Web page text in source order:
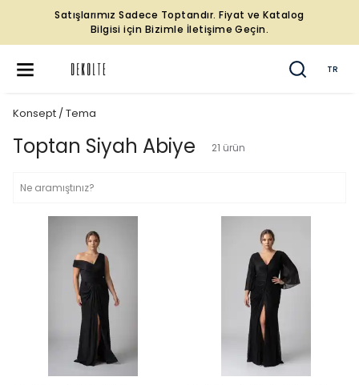
Satışlarımız Sadece Toptandır. Fiyat ve Katalog
Bilgisi için Bizimle İletişime Geçin.
TR
Konsept / Tema
Toptan Siyah Abiye 21 ürün